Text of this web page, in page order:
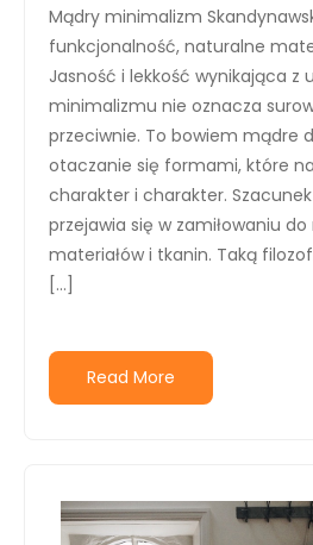
Mądry minimalizm
funkcjonalność, naturalne
Jasność i lekkość wynikająca z
minimalizmu nie oznacza
przeciwnie. To bowiem mądre
otaczanie się formami, które
charakter i charakter.
przejawia się w zamiłowaniu
materiałów i tkanin. Taką
[…]
Read More